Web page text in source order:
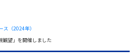
ス（2024年）
観望」を開催しました